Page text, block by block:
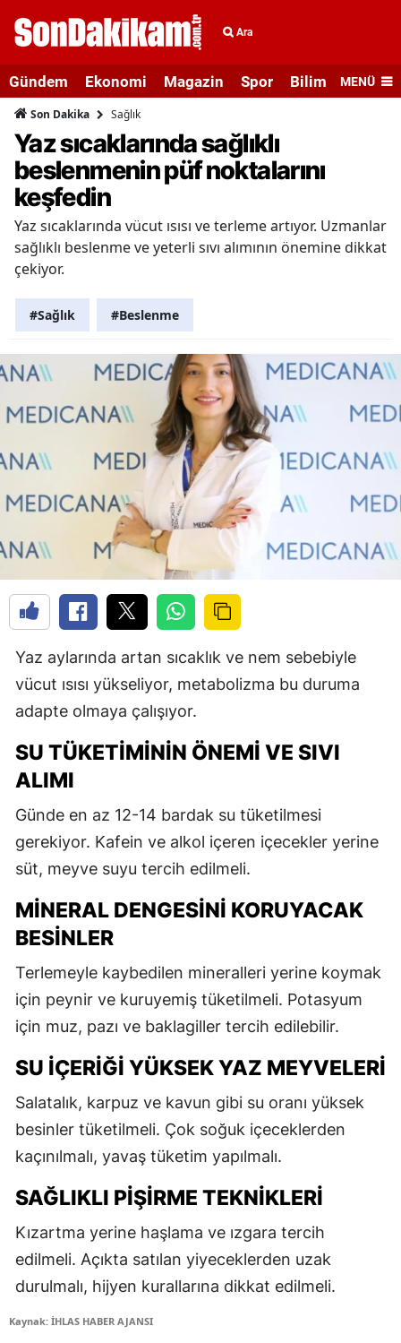
Ara
Gündem Ekonomi Magazin Spor Bilim veMENÜ
Son Dakika Sağlık
Yaz sıcaklarında sağlıklı
beslenmenin püf noktalarını
keşfedin
Yaz sıcaklarında vücut ısısı ve terleme artıyor. Uzmanlar
sağlıklı beslenme ve yeterli sıvı alımının önemine dikkat
çekiyor.
#Sağlık #Beslenme
Yaz aylarında artan sıcaklık ve nem sebebiyle
vücut ısısı yükseliyor, metabolizma bu duruma
adapte olmaya çalışıyor.
SU TÜKETIMININ ÖNEMI VE SIVI
ALIMI
Günde en az 12-14 bardak su tüketilmesi
gerekiyor. Kafein ve alkol içeren içecekler yerine
süt, meyve suyu tercih edilmeli.
MINERAL DENGESINI KORUYACAK
BESINLER
Terlemeyle kaybedilen mineralleri yerine koymak
için peynir ve kuruyemiş tüketilmeli. Potasyum
için muz, pazı ve baklagiller tercih edilebilir.
SU İÇERIĞI YÜKSEK YAZ MEYVELERI
Salatalık, karpuz ve kavun gibi su oranı yüksek
besinler tüketilmeli. Çok soğuk içeceklerden
kaçınılmalı, yavaş tüketim yapılmalı.
SAĞLIKLI PIŞIRME TEKNIKLERI
Kızartma yerine haşlama ve ızgara tercih
edilmeli. Açıkta satılan yiyeceklerden uzak
durulmalı, hijyen kurallarına dikkat edilmeli.
Kaynak: İHLAS HABER AJANSI